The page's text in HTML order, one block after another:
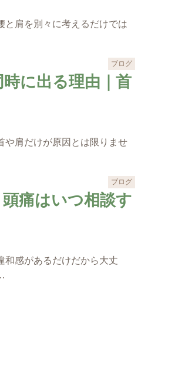
と肩を別々に考えるだけでは
ブログ
に出る理由｜首
や肩だけが原因とは限りませ
ブログ
痛はいつ相談す
和感があるだけだから大丈